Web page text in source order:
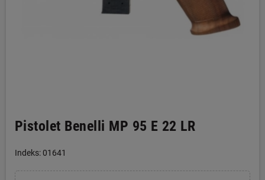
Pistolet Benelli MP 95 E 22 LR
Indeks: 01641